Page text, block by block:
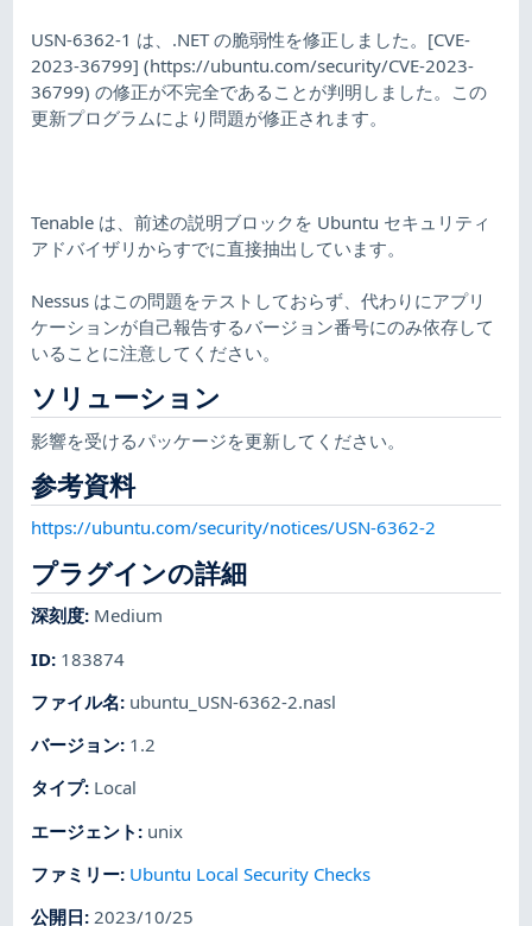
USN-6362-1 は、.NET の脆弱性を修正しました。[CVE-
2023-36799] (https://ubuntu.com/security/CVE-2023-
36799) の修正が不完全であることが判明しました。この
更新プログラムにより問題が修正されます。
Tenable は、前述の説明ブロックを Ubuntu セキュリティ
アドバイザリからすでに直接抽出しています。
Nessus はこの問題をテストしておらず、代わりにアプリ
ケーションが自己報告するバージョン番号にのみ依存して
いることに注意してください。
ソリューション
影響を受けるパッケージを更新してください。
参考資料
https://ubuntu.com/security/notices/USN-6362-2
プラグインの詳細
深刻度: Medium
ID: 183874
ファイル名: ubuntu_USN-6362-2.nasl
バージョン: 1.2
タイプ: Local
エージェント : unix
ファミリー: Ubuntu Local Security Checks
公開日:2023/10/25